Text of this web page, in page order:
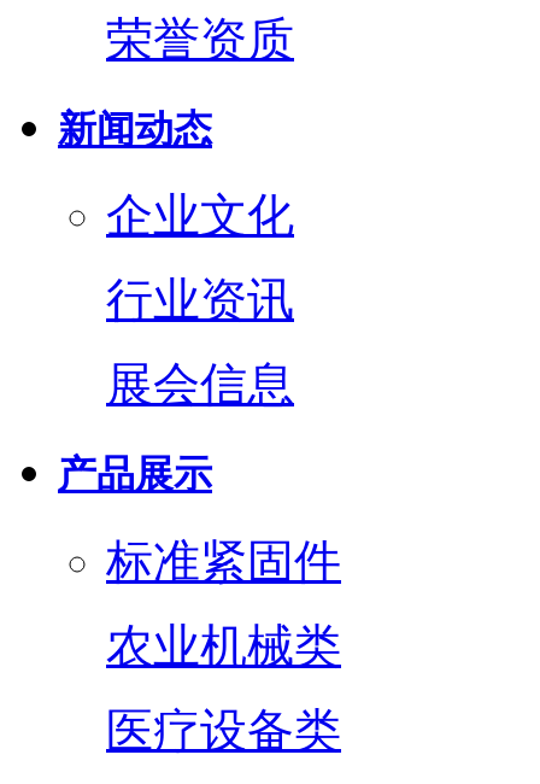
荣誉资质
新闻动态
企业文化
行业资讯
展会信息
产品展示
标准紧固件
农业机械类
医疗设备类